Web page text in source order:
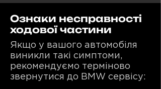
Ознаки несправності
ходової частини
Якщо у вашого автомобіля
виникли такі симптоми,
рекомендуємо терміново
звернутися до BMW сервісу: